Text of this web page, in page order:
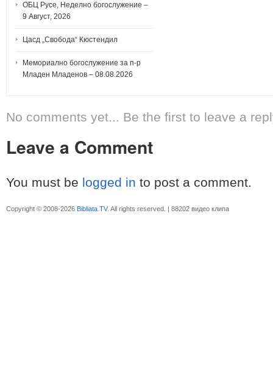
ОБЦ Русе, Неделно богослужение –
9 Август, 2026
Цасд „Свобода“ Кюстендил
Мемориално богослужение за п-р
Младен Младенов – 08.08.2026
No comments yet... Be the first to leave a
Leave a Comment
You must be logged in to post a comment.
Copyright © 2008-2026 Bibliata.TV. All rights reserved. | 88202 видео клипа